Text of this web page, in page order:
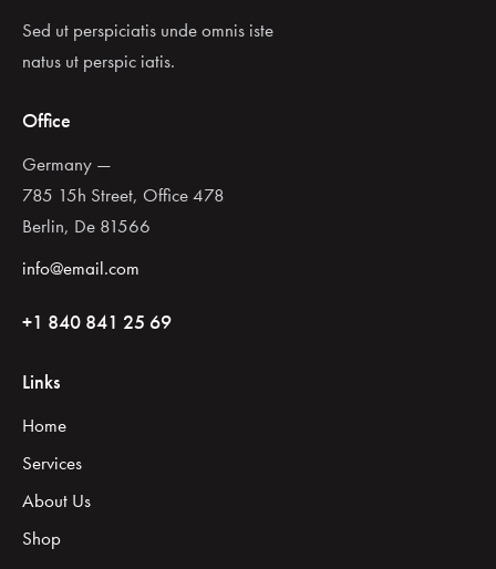
Sed ut perspiciatis unde omnis iste
natus ut perspic iatis.
Office
Germany —
785 15h Street, Office 478
Berlin, De 81566
info@email.com
+1 840 841 25 69
Links
Home
Services
About Us
Shop